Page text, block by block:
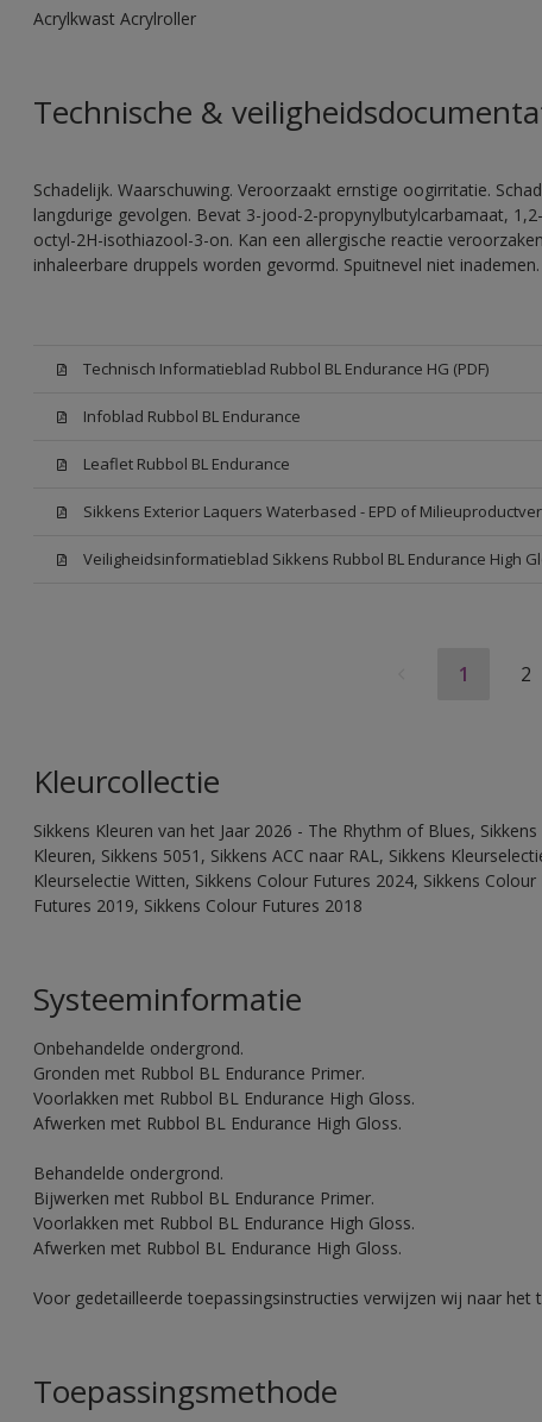
Acrylkwast Acrylroller
Technische &
Schadelijk. Waarschuwing. Veroorzaakt ernstige oogirritatie.
langdurige gevolgen. Bevat 3-jood-2-propynylbutylcarbamaat,
octyl-2H-isothiazool-3-on. Kan een allergische reactie
inhaleerbare druppels worden gevormd. Spuitnevel niet inademen.
Technisch Informatieblad Rubbol BL Endurance HG (PDF)
Infoblad Rubbol BL Endurance
Leaflet Rubbol BL Endurance
Sikkens Exterior Laquers Waterbased - EPD of
Veiligheidsinformatieblad Sikkens Rubbol BL Endurance High
1 2
Kleurcollectie
Sikkens Kleuren van het Jaar 2026 - The Rhythm of Blues,
Kleuren, Sikkens 5051, Sikkens ACC naar RAL, Sikkens
Kleurselectie Witten, Sikkens Colour Futures 2024, Sikkens
Futures 2019, Sikkens Colour Futures 2018
Systeeminformatie
Onbehandelde ondergrond.
Gronden met Rubbol BL Endurance Primer.
Voorlakken met Rubbol BL Endurance High Gloss.
Afwerken met Rubbol BL Endurance High Gloss.
Behandelde ondergrond.
Bijwerken met Rubbol BL Endurance Primer.
Voorlakken met Rubbol BL Endurance High Gloss.
Afwerken met Rubbol BL Endurance High Gloss.
Voor gedetailleerde toepassingsinstructies verwijzen wij naar
Toepassingsmethode